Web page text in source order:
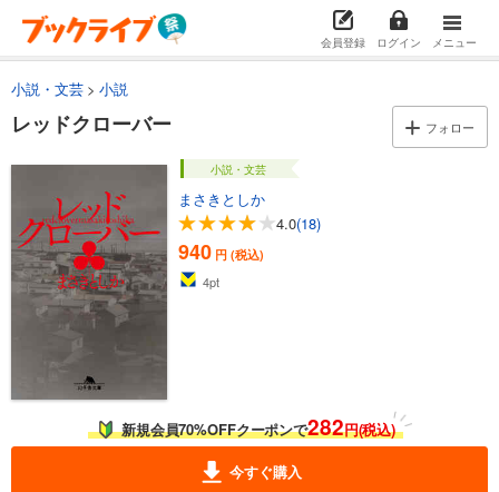
会員登録 ログイン メニュー
小説・文芸 小説
レッドクローバー フォロー
小説・文芸
まさきとしか
4.0(18)
940 円 (税込)
4pt
新規会員70%OFFクーポンで282円(税込)
今すぐ購入